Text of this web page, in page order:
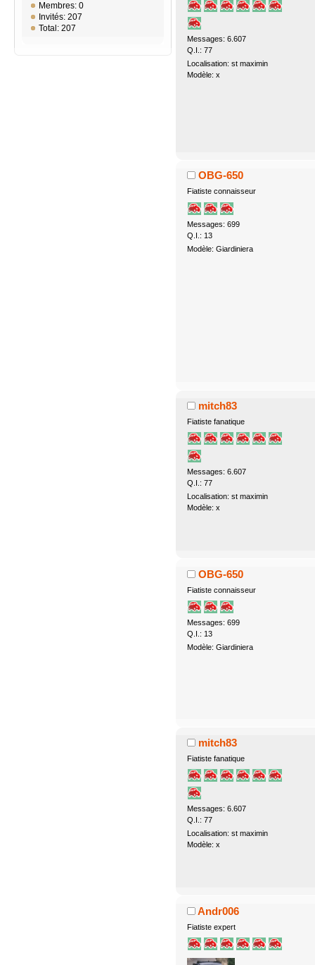
Membres: 0
Invités: 207
Total: 207
Messages: 6.607
Q.I.: 77
Localisation: st maximin
Modèle: x
OBG-650
Fiatiste connaisseur
Messages: 699
Q.I.: 13
Modèle: Giardiniera
mitch83
Fiatiste fanatique
Messages: 6.607
Q.I.: 77
Localisation: st maximin
Modèle: x
OBG-650
Fiatiste connaisseur
Messages: 699
Q.I.: 13
Modèle: Giardiniera
mitch83
Fiatiste fanatique
Messages: 6.607
Q.I.: 77
Localisation: st maximin
Modèle: x
Andr006
Fiatiste expert